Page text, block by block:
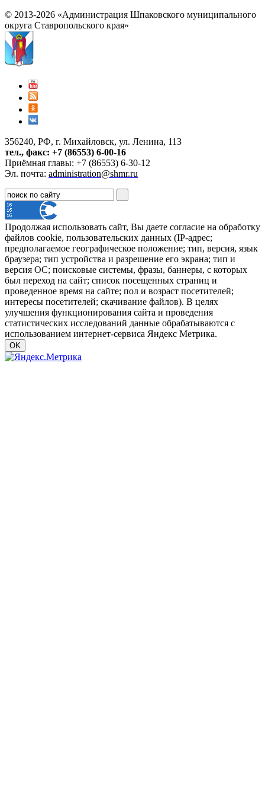
© 2013-2026 «Администрация Шпаковского муниципального
округа Ставропольского края»
356240, РФ, г. Михайловск, ул. Ленина, 113
тел., факс: +7 (86553) 6-00-16
Приёмная главы: +7 (86553) 6-30-12
Эл. почта: administration@shmr.ru
Продолжая использовать сайт, Вы даете согласие на обработку
файлов cookie, пользовательских данных (IP-адрес;
предполагаемое географическое положение; тип, версия, язык
браузера; тип устройства и разрешение его экрана; тип и
версия ОС; поисковые системы, фразы, баннеры, с которых
был переход на сайт; список посещенных страниц и
проведенное время на сайте; пол и возраст посетителей;
интересы посетителей; скачивание файлов). В целях
улучшения функционирования сайта и проведения
статистических исследований данные обрабатываются с
использованием интернет-сервиса Яндекс Метрика.
OK